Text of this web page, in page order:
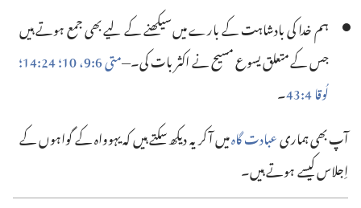
ہم خدا کی بادشاہت کے بارے میں سیکھنے کے لیے بھی جمع ہوتے ہیں
جس کے متعلق یسوع مسیح نے اکثر بات کی۔—‏متی 6:‏9، 10؛‏
لُوقا 4:‏43
‏۔‏
آپ بھی ہماریعبادت گاہمیں آ کر یہ دیکھ سکتے ہیں کہ یہوواہ کے گواہوں کے
اِجلاس کیسے ہوتے ہیں۔‏